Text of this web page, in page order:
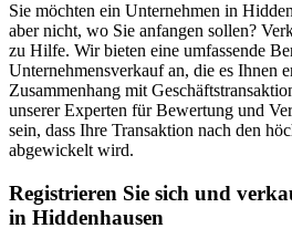
Sie möchten ein Unternehmen in
aber nicht, wo Sie anfangen sollen?
zu Hilfe. Wir bieten eine umfassende
Unternehmensverkauf an, die es Ihnen
Zusammenhang mit
unserer Experten für Bewertung und
sein, dass Ihre Transaktion nach den
abgewickelt wird.
Registrieren Sie sich und
in Hiddenhausen